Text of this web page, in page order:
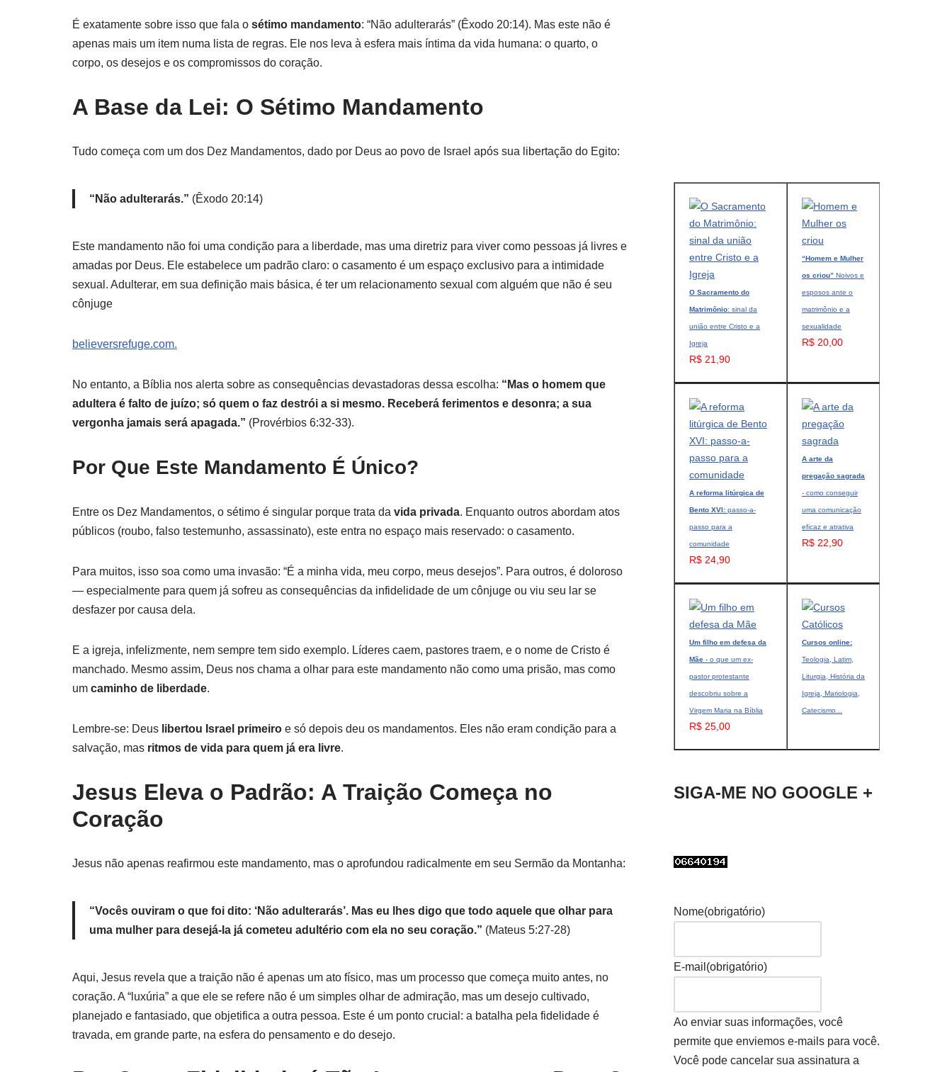
É exatamente sobre isso que fala o sétimo mandamento: “Não adulterarás” (Êxodo 20:14). Mas este não é
apenas mais um item numa lista de regras. Ele nos leva à esfera mais íntima da vida humana: o quarto, o
corpo, os desejos e os compromissos do coração.
A Base da Lei: O Sétimo Mandamento
Tudo começa com um dos Dez Mandamentos, dado por Deus ao povo de Israel após sua libertação do Egito:
“Não adulterarás.” (Êxodo 20:14)
Este mandamento não foi uma condição para a liberdade, mas uma diretriz para viver como pessoas já livres e
amadas por Deus. Ele estabelece um padrão claro: o casamento é um espaço exclusivo para a intimidade
sexual. Adulterar, em sua definição mais básica, é ter um relacionamento sexual com alguém que não é seu
cônjuge
believersrefuge.com.
No entanto, a Bíblia nos alerta sobre as consequências devastadoras dessa escolha: “Mas o homem que
adultera é falto de juízo; só quem o faz destrói a si mesmo. Receberá ferimentos e desonra; a sua
vergonha jamais será apagada.” (Provérbios 6:32-33).
Por Que Este Mandamento É Único?
Entre os Dez Mandamentos, o sétimo é singular porque trata da vida privada. Enquanto outros abordam atos
públicos (roubo, falso testemunho, assassinato), este entra no espaço mais reservado: o casamento.
Para muitos, isso soa como uma invasão: “É a minha vida, meu corpo, meus desejos”. Para outros, é doloroso
— especialmente para quem já sofreu as consequências da infidelidade de um cônjuge ou viu seu lar se
desfazer por causa dela.
E a igreja, infelizmente, nem sempre tem sido exemplo. Líderes caem, pastores traem, e o nome de Cristo é
manchado. Mesmo assim, Deus nos chama a olhar para este mandamento não como uma prisão, mas como
um caminho de liberdade.
Lembre-se: Deus libertou Israel primeiro e só depois deu os mandamentos. Eles não eram condição para a
salvação, mas ritmos de vida para quem já era livre.
Jesus Eleva o Padrão: A Traição Começa no
Coração
Jesus não apenas reafirmou este mandamento, mas o aprofundou radicalmente em seu Sermão da Montanha:
“Vocês ouviram o que foi dito: ‘Não adulterarás’. Mas eu lhes digo que todo aquele que olhar para
uma mulher para desejá-la já cometeu adultério com ela no seu coração.” (Mateus 5:27-28)
Aqui, Jesus revela que a traição não é apenas um ato físico, mas um processo que começa muito antes, no
coração. A “luxúria” a que ele se refere não é um simples olhar de admiração, mas um desejo cultivado,
planejado e fantasiado, que objetifica a outra pessoa. Este é um ponto crucial: a batalha pela fidelidade é
travada, em grande parte, na esfera do pensamento e do desejo.
O Sacramento do
Matrimônio: sinal da
união entre Cristo e a
Igreja
R$ 21,90
“Homem e Mulher
os criou” Noivos e
esposos ante o
matrimônio e a
sexualidade
R$ 20,00
A reforma litúrgica de
Bento XVI: passo-a-
passo para a
comunidade
R$ 24,90
A arte da
pregação sagrada
- como conseguir
uma comunicação
eficaz e atrativa
R$ 22,90
Um filho em defesa da
Mãe - o que um ex-
pastor protestante
descobriu sobre a
Virgem Maria na Bíblia
R$ 25,00
Cursos online:
Teologia, Latim,
Liturgia, História da
Igreja, Mariologia,
Catecismo...
SIGA-ME NO GOOGLE +
Nome(obrigatório)
E-mail (obrigatório)
Ao enviar suas informações, você
permite que enviemos e-mails para você.
Você pode cancelar sua assinatura a